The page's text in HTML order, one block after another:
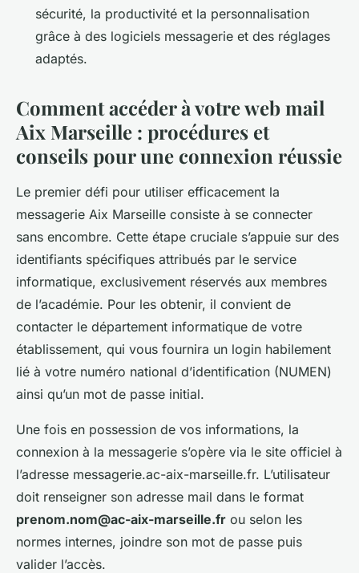
sécurité, la productivité et la personnalisation
grâce à des logiciels messagerie et des réglages
adaptés.
Comment accéder à votre web mail
Aix Marseille : procédures et
conseils pour une connexion réussie
Le premier défi pour utiliser efficacement la
messagerie Aix Marseille consiste à se connecter
sans encombre. Cette étape cruciale s’appuie sur des
identifiants spécifiques attribués par le service
informatique, exclusivement réservés aux membres
de l’académie. Pour les obtenir, il convient de
contacter le département informatique de votre
établissement, qui vous fournira un login habilement
lié à votre numéro national d’identification (NUMEN)
ainsi qu’un mot de passe initial.
Une fois en possession de vos informations, la
connexion à la messagerie s’opère via le site officiel à
l’adresse messagerie.ac-aix-marseille.fr. L’utilisateur
doit renseigner son adresse mail dans le format
prenom.nom@ac-aix-marseille.fr ou selon les
normes internes, joindre son mot de passe puis
valider l’accès.